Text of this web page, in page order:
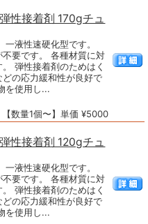
性接着剤 170gチュ
液性速硬化型です。
要です。 各種材質に対
弾性接着剤のためはく
の応力緩和性が良好で
を使用し...
【数量1個〜】単価 ¥5000
性接着剤 120gチュ
液性速硬化型です。
要です。 各種材質に対
弾性接着剤のためはく
の応力緩和性が良好で
を使用し...